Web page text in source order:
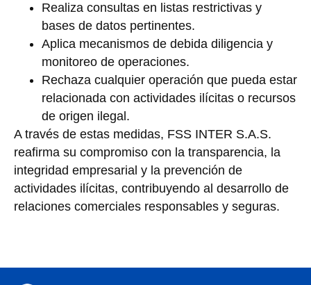
Realiza consultas en listas restrictivas y
bases de datos pertinentes.
Aplica mecanismos de debida diligencia y
monitoreo de operaciones.
Rechaza cualquier operación que pueda estar
relacionada con actividades ilícitas o recursos
de origen ilegal.
A través de estas medidas, FSS INTER S.A.S.
reafirma su compromiso con la transparencia, la
integridad empresarial y la prevención de
actividades ilícitas, contribuyendo al desarrollo de
relaciones comerciales responsables y seguras.